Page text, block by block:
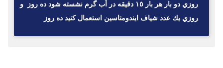
روزي دو بار هر بار ١٥ دقيقه در أب گرم نشسته شود ده روز و
روزي يك عدد شياف ايندومتاسين استعمال كنيد ده روز